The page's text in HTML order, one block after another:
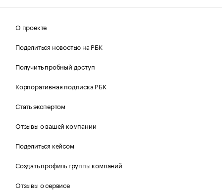
О проекте
Поделиться новостью на РБК
Получить пробный доступ
Корпоративная подписка РБК
Стать экспертом
Отзывы о вашей компании
Поделиться кейсом
Создать профиль группы компаний
Отзывы о сервисе